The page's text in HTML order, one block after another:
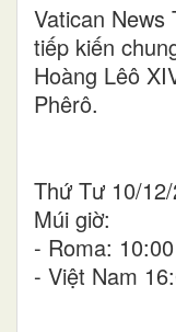
Vatican News
tiếp kiến
Hoàng Lêô
Phêrô.
Thứ Tư 10/
Múi giờ:
- Roma: 10:00
- Việt Nam